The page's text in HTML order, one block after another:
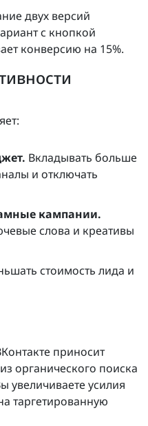
двух версий
с кнопкой
конверсию на 15%.
Вкладывать больше
и отключать
кампании.
слова и креативы
стоимость лида и
приносит
органического поиска
увеличиваете усилия
таргетированную